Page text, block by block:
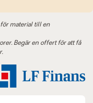
för material till en
Begär en offert för att få